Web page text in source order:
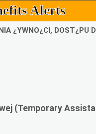
Alerts
¿YWNO¿CI, DOST¿PU
(Temporary